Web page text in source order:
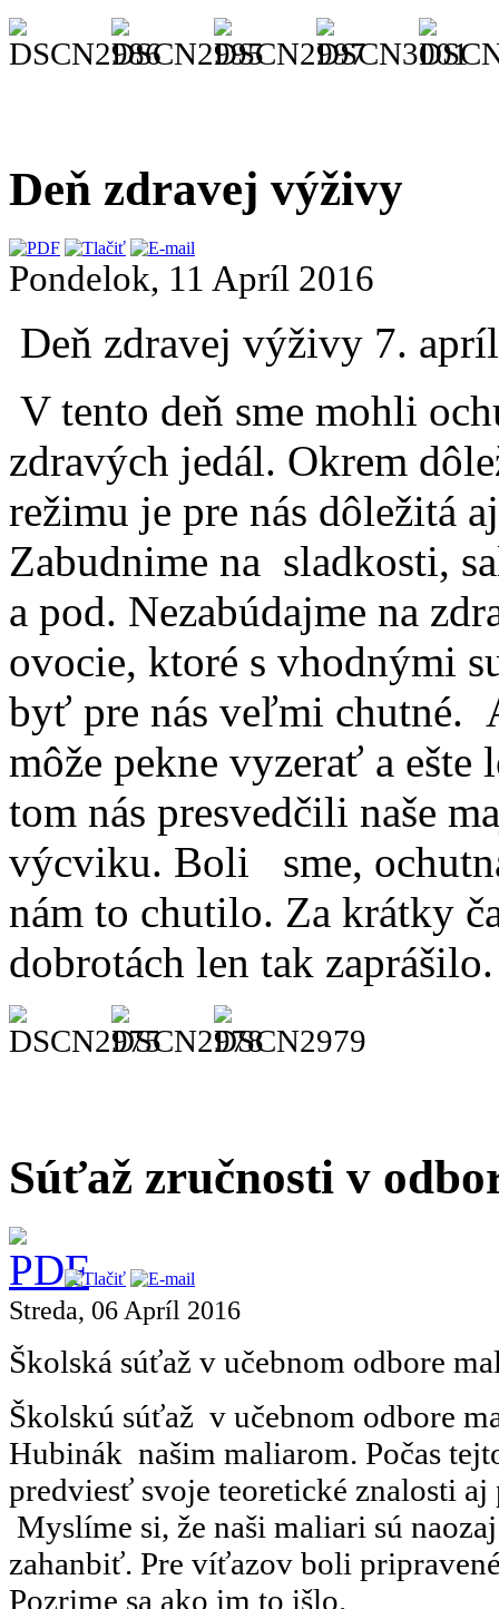
Deň zdravej výživy
Pondelok, 11 Apríl 2016
Deň zdravej výživy 7.
V tento deň sme mohli
zdravých jedál. Okrem
režimu je pre nás dôležitá
Zabudnime na sladkosti,
a pod. Nezabúdajme na
ovocie, ktoré s vhodnými
byť pre nás veľmi chutné.
môže pekne vyzerať a ešte
tom nás presvedčili naše
výcviku. Boli sme,
nám to chutilo. Za krátky
dobrotách len tak
Súťaž zručnosti v
Streda, 06 Apríl 2016
Školská súťaž v učebnom odbore
Školskú súťaž v učebnom odbore
Hubinák našim maliarom. Počas
predviesť svoje teoretické znalosti
Myslíme si, že naši maliari sú
zahanbiť. Pre víťazov boli
Pozrime sa ako im to išlo.